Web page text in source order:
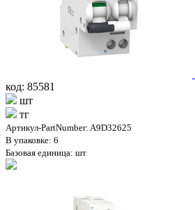
код: 85581
шт
тг
Артикул-PartNumber: A9D32625
В упаковке: 6
Базовая единица: шт